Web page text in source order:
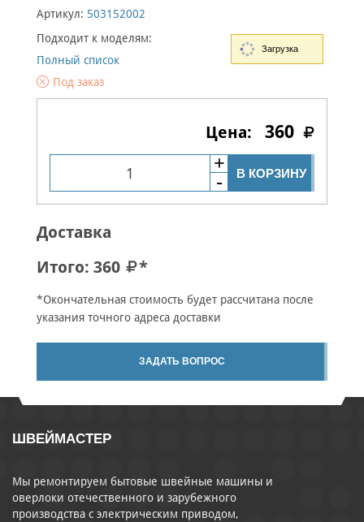
Артикул: 503152002
Подходит к моделям:
Полный список
Под заказ
360
В КОРЗИНУ
Доставка
Итого: 360 *
*Окончательная стоимость будет рассчитана после
указания точного адреса доставки
ЗАДАТЬ ВОПРОС
ШВЕЙМАСТЕР
Мы ремонтируем бытовые швейные машины и
оверлоки отечественного и зарубежного
производства с электрическим приводом,
Загрузка